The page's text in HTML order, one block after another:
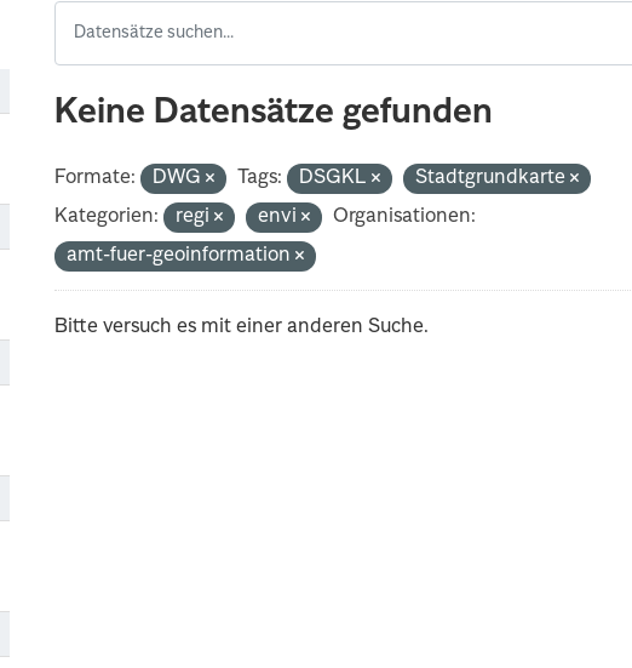
Keine Datensätze gefunden
Formate: DWG Tags: DSGKL
Stadtgrundkarte
Kategorien:
regi envi
Organisationen:
amt-fuer-geoinformation
Bitte versuch es mit einer anderen Suche.